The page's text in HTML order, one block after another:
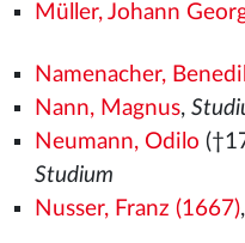
Müller, Johann
Namenacher,
Nann, Magnus,
Neumann, Odilo
Studium
Nusser, Franz (1667),